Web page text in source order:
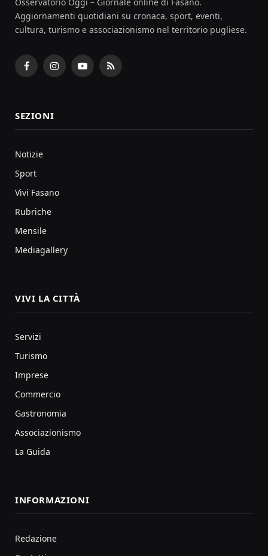
Aggiornamenti quotidiani su cronaca, sport, eventi,
cultura, turismo e associazionismo nel territorio pugliese.
FacebookInstagramYouTubeRSS
SEZIONI
Notizie
Sport
Vivi Fasano
Rubriche
Mensile
Mediagallery
VIVI LA CITTÀ
Servizi
Turismo
Imprese
Commercio
Gastronomia
Associazionismo
La Guida
INFORMAZIONI
Redazione